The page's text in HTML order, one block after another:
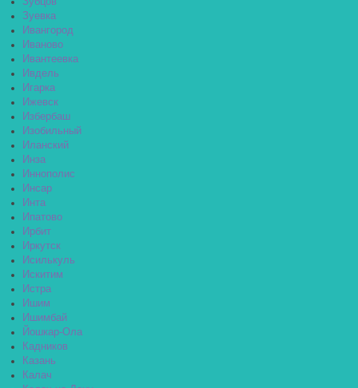
Зуевка
Ивангород
Иваново
Ивантеевка
Ивдель
Игарка
Ижевск
Избербаш
Изобильный
Иланский
Инза
Иннополис
Инсар
Инта
Ипатово
Ирбит
Иркутск
Исилькуль
Искитим
Истра
Ишим
Ишимбай
Йошкар-Ола
Кадников
Казань
Калач